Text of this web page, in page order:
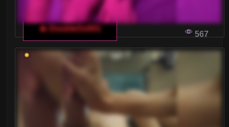
Dla tych, którzy chcą rozpocząć karierę w
świecie erotycznych wideoczatach, włoski czat
dla dorosłych może okazać się kluczowym
miejscem startu. Z tego artykułu dowiesz się,
dlaczego warto spróbować swoich sił właśnie
tam oraz jak się do tego przygotować.
JAK KORZYSTAĆ Z WŁOSKIEGO CZATU
DLA DOROSŁYCH, ABY BUDOWAĆ
🔥 DoubleSs001
567